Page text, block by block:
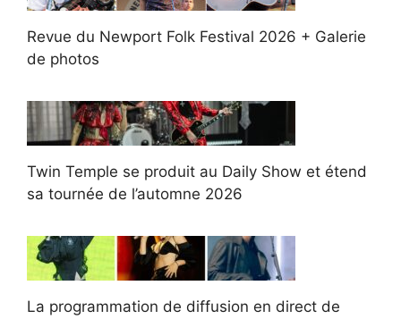
Revue du Newport Folk Festival 2026 + Galerie
de photos
Twin Temple se produit au Daily Show et étend
sa tournée de l’automne 2026
La programmation de diffusion en direct de